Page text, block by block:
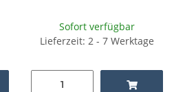
Sofort verfügbar
Lieferzeit: 2 - 7 Werktage